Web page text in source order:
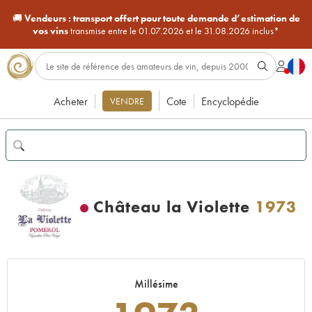
🚚Vendeurs : transport offert pour toute demande d’estimation de
vos vinstransmise entre le 01.07.2026 et le 31.08.2026 inclus*
Acheter VENDRE Cote Encyclopédie
Château la Violette 1973
Millésime